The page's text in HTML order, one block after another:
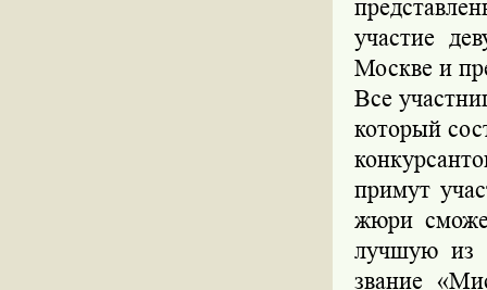
участие
Москве и
Все
который
примут
жюри
лучшую из
звание